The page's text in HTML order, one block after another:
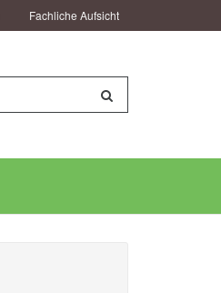
Fachliche Aufsicht